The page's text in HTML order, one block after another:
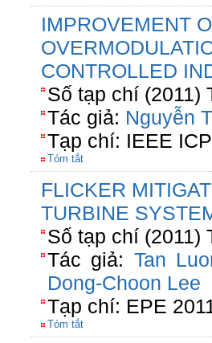
IMPROVEMENT
CONTROLLED
Số tạp chí (2011)
Tác giả: Nguyễn
Tạp chí: IEEE
Tóm tắt
FLICKER
TURBINE
Số tạp chí (2011)
Tác giả: Tan
Dong-Choon Lee
Tạp chí: EPE
Tóm tắt